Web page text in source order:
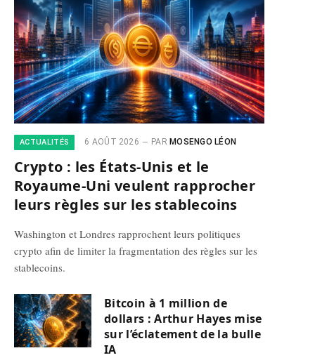
ACTUALITÉS 6 AOÛT 2026 PAR MOSENGO LÉON
Crypto : les États-Unis et le
Royaume-Uni veulent rapprocher
leurs règles sur les stablecoins
Washington et Londres rapprochent leurs politiques
crypto afin de limiter la fragmentation des règles sur les
stablecoins.
Bitcoin à 1 million de
dollars : Arthur Hayes mise
sur l’éclatement de la bulle
IA